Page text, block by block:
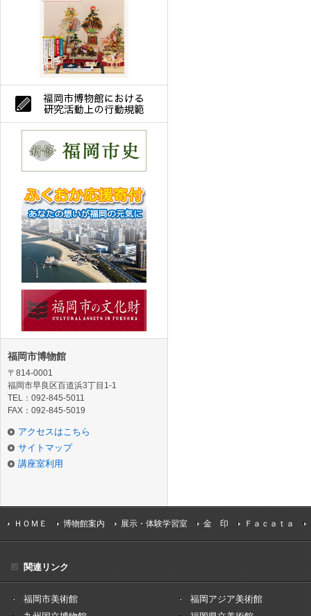
福岡市博物館
〒814-0001
福岡市早良区百道浜3丁目1-1
TEL：092-845-5011
FAX：092-845-5019
アクセスはこちら
サイトマップ
講座室利用
ＨＯＭＥ 博物館案内 展示・体験学習室 金 印 Ｆａｃａｔａ
関連リンク
福岡市美術館
福岡アジア美術館